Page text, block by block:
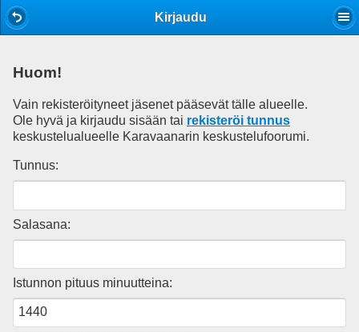
Kirjaudu
Huom!
Vain rekisteröityneet jäsenet pääsevät tälle alueelle.
Ole hyvä ja kirjaudu sisään tai rekisteröi tunnus
keskustelualueelle Karavaanarin keskustelufoorumi.
Tunnus:
Salasana:
Istunnon pituus minuutteina: